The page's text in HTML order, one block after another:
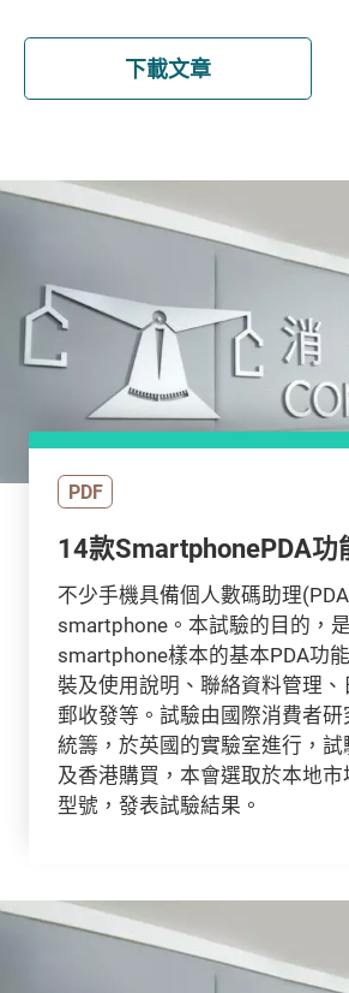
下載文章
PDF
14款SmartphonePDA功
不少手機具備個人數碼助理
smartphone。本試驗的目的，
smartphone樣本的基本PDA功
裝及使用說明、聯絡資料管理
郵收發等。試驗由國際消費者
統籌，於英國的實驗室進行，
及香港購買，本會選取於本地
型號，發表試驗結果。